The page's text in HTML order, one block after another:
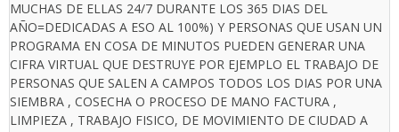
MUCHAS DE ELLAS 24/7 DURANTE LOS 365 DIAS DEL
AÑO=DEDICADAS A ESO AL 100%) Y PERSONAS QUE USAN UN
PROGRAMA EN COSA DE MINUTOS PUEDEN GENERAR UNA
CIFRA VIRTUAL QUE DESTRUYE POR EJEMPLO EL TRABAJO DE
PERSONAS QUE SALEN A CAMPOS TODOS LOS DIAS POR UNA
SIEMBRA , COSECHA O PROCESO DE MANO FACTURA ,
LIMPIEZA , TRABAJO FISICO, DE MOVIMIENTO DE CIUDAD A